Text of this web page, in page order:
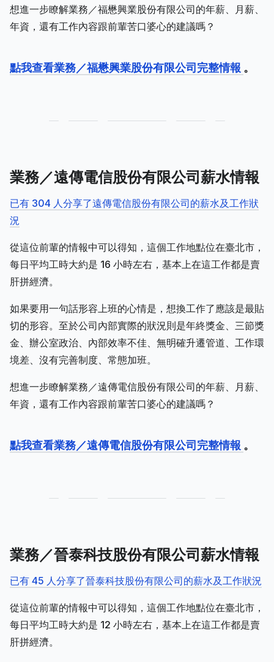
想進一步瞭解業務／福懋興業股份有限公司的年薪、月薪、
年資，還有工作內容跟前輩苦口婆心的建議嗎？
點我查看業務／福懋興業股份有限公司完整情報 。
業務／遠傳電信股份有限公司薪水情報
已有 304 人分享了遠傳電信股份有限公司的薪水及工作狀
況
從這位前輩的情報中可以得知，這個工作地點位在臺北市，
每日平均工時大約是 16 小時左右，基本上在這工作都是賣
肝拼經濟。
如果要用一句話形容上班的心情是，想換工作了應該是最貼
切的形容。至於公司內部實際的狀況則是年終獎金、三節獎
金、辦公室政治、內部效率不佳、無明確升遷管道、工作環
境差、沒有完善制度、常態加班。
想進一步瞭解業務／遠傳電信股份有限公司的年薪、月薪、
年資，還有工作內容跟前輩苦口婆心的建議嗎？
點我查看業務／遠傳電信股份有限公司完整情報 。
業務／晉泰科技股份有限公司薪水情報
已有 45 人分享了晉泰科技股份有限公司的薪水及工作狀況
從這位前輩的情報中可以得知，這個工作地點位在臺北市，
每日平均工時大約是 12 小時左右，基本上在這工作都是賣
肝拼經濟。